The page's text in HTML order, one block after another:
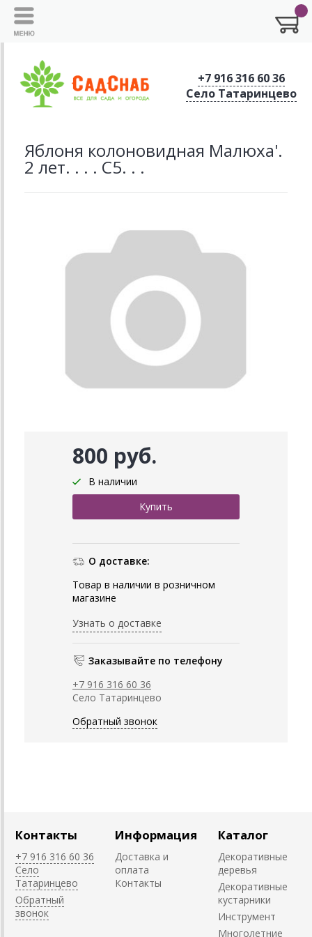
+7 916 316 60 36
Село Татаринцево
Яблоня колоновидная Малюха'.
2 лет. . . . С5. . .
800 руб.
В наличии
О доставке:
Товар в наличии в розничном
магазине
Узнать о доставке
Заказывайте по телефону
+7 916 316 60 36
Село Татаринцево
Обратный звонок
Контакты
+7 916 316 60 36
Село
Татаринцево
Обратный
звонок
Информация
Доставка и
оплата
Контакты
Каталог
Декоративные
деревья
Декоративные
кустарники
Инструмент
Многолетние